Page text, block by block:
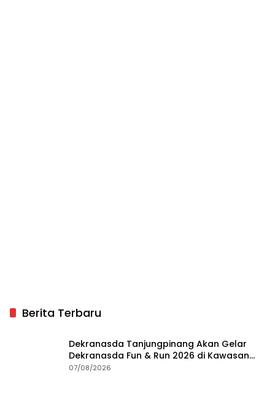
Berita Terbaru
Dekranasda Tanjungpinang Akan Gelar
Dekranasda Fun & Run 2026 di Kawasan
Gedung Gonggong
07/08/2026